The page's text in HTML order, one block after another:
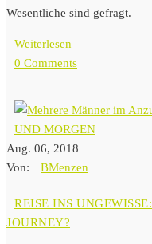
Wesentliche sind gefragt.
Weiterlesen
0 Comments
Aug. 06, 2018
Von:
BMenzen
REISE INS
JOURNEY?